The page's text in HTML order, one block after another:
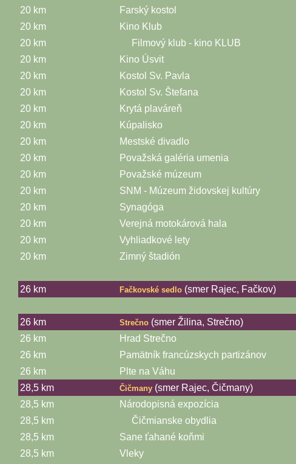
20 km
Farský kostol
20 km
Kino Klub
20 km
Filmový klub - kino KLUB
20 km
Kino Úsvit
20 km
Kostol Sv. Pavla
20 km
Kostol Sv. Štefana
20 km
Krytá plaváreň
20 km
Kúpalisko
20 km
Mestské divadlo
20 km
Považská galéria umenia
20 km
Považské múzeum
20 km
SNM - Múzeum židovskej kultúry
20 km
Synagóga
20 km
Verejná motokárová hala
20 km
Vyhliadkové lety
20 km
Zimný štadión
26 km Fačkovské sedlo (smer Rajec, Fačkov)
26 km Strečno (smer Žilina, Strečno)
26 km
Hrad Strečno
26 km
Pamätník francúzskych partizánov
26 km
Plte na Váhu
28,5 km
Čičmany (smer Rajec, Čičmany)
28,5 km
Národopisná expozícia
28,5 km
Čičmianske obydlia
28,5 km
Sane ťahané koňmi
28,5 km
Vleky